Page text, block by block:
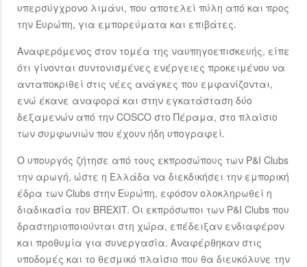
υπερσύγχρονο λιμάνι, που αποτελεί πύλη από και προς
την Ευρώπη, για εμπορεύματα και επιβάτες.
Αναφερόμενος στον τομέα της ναυπηγοεπισκευής, είπε
ότι γίνονται συντονισμένες ενέργειες προκειμένου να
ανταποκριθεί στις νέες ανάγκες που εμφανίζονται,
ενώ έκανε αναφορά και στην εγκατάσταση δύο
δεξαμενών από την COSCO στο Πέραμα, στο πλαίσιο
των συμφωνιών που έχουν ήδη υπογραφεί.
Ο υπουργός ζήτησε από τους εκπροσώπους των P&I Clubs
την αρωγή, ώστε η Ελλάδα να διεκδικήσει την εμπορική
έδρα των Clubs στην Ευρώπη, εφόσον ολοκληρωθεί η
διαδικασία του BREXIT. Οι εκπρόσωποι των P&I Clubs που
δραστηριοποιούνται στη χώρα, επέδειξαν ενδιαφέρον
και προθυμία για συνεργασία. Αναφέρθηκαν στις
υποδομές και το θεσμικό πλαίσιο που θα διευκόλυνε την